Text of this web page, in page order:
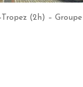
(2h) – Groupe